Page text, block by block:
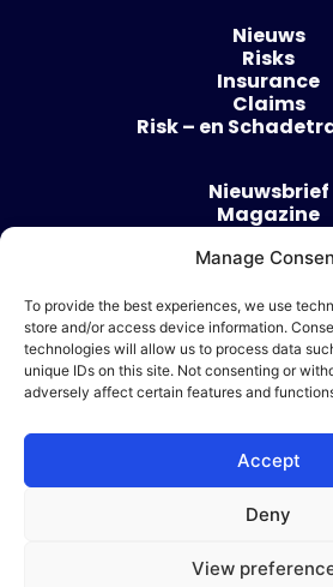
Manage
To provide the best experiences, we use
store and/or access device information.
technologies will allow us to process data
unique IDs on this site. Not consenting or
adversely affect certain features and
Accept
Deny
View
Nieuws
Risks
Insurance
Claims
Risk – en
Nieuwsbrief
Magazine
Over
Algemene
Cookie
Ik wil adverteren
© 2026 Risk &